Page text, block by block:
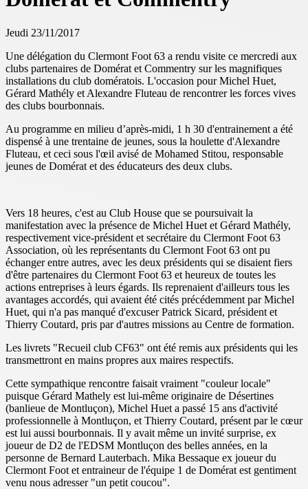
Jeudi 23/11/2017
Une délégation du Clermont Foot 63 a rendu visite ce mercredi aux
clubs partenaires de Domérat et Commentry sur les magnifiques
installations du club domératois. L'occasion pour Michel Huet,
Gérard Mathély et Alexandre Fluteau de rencontrer les forces vives
des clubs bourbonnais.
Au programme en milieu d’après-midi, 1 h 30 d'entrainement a été
dispensé à une trentaine de jeunes, sous la houlette d'Alexandre
Fluteau, et ceci sous l'œil avisé de Mohamed Stitou, responsable
jeunes de Domérat et des éducateurs des deux clubs.
Vers 18 heures, c'est au Club House que se poursuivait la
manifestation avec la présence de Michel Huet et Gérard Mathély,
respectivement vice-président et secrétaire du Clermont Foot 63
Association, où les représentants du Clermont Foot 63 ont pu
échanger entre autres, avec les deux présidents qui se disaient fiers
d'être partenaires du Clermont Foot 63 et heureux de toutes les
actions entreprises à leurs égards. Ils reprenaient d'ailleurs tous les
avantages accordés, qui avaient été cités précédemment par Michel
Huet, qui n'a pas manqué d'excuser Patrick Sicard, président et
Thierry Coutard, pris par d'autres missions au Centre de formation.
Les livrets "Recueil club CF63" ont été remis aux présidents qui les
transmettront en mains propres aux maires respectifs.
Cette sympathique rencontre faisait vraiment "couleur locale"
puisque Gérard Mathely est lui-même originaire de Désertines
(banlieue de Montluçon), Michel Huet a passé 15 ans d'activité
professionnelle à Montluçon, et Thierry Coutard, présent par le cœur
est lui aussi bourbonnais. Il y avait même un invité surprise, ex
joueur de D2 de l'EDSM Montluçon des belles années, en la
personne de Bernard Lauterbach. Mika Bessaque ex joueur du
Clermont Foot et entraineur de l'équipe 1 de Domérat est gentiment
venu nous adresser "un petit coucou".